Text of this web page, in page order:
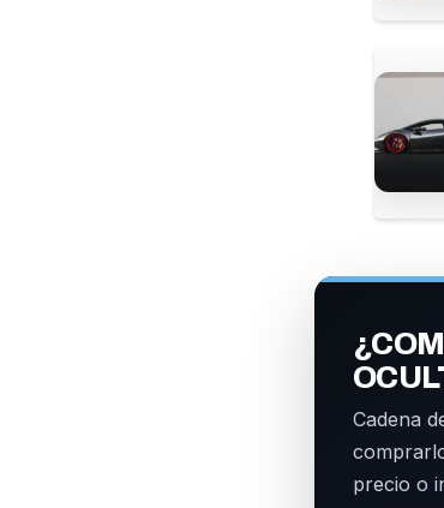
Cadena
precio o